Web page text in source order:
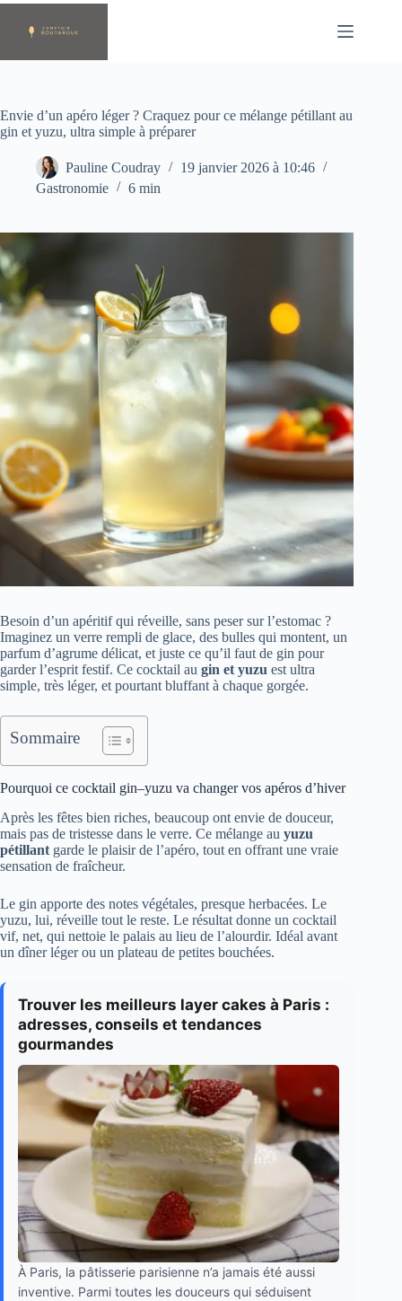
Passer
contenu
Envie d’un apéro léger ? Craquez pour ce mélange pétillant au
gin et yuzu, ultra simple à préparer
Pauline Coudray
19 janvier 2026 à 10:46
Gastronomie
6 min
Besoin d’un apéritif qui réveille, sans peser sur l’estomac ?
Imaginez un verre rempli de glace, des bulles qui montent, un
parfum d’agrume délicat, et juste ce qu’il faut de gin pour
garder l’esprit festif. Ce cocktail au gin et yuzu est ultra
simple, très léger, et pourtant bluffant à chaque gorgée.
Sommaire
Pourquoi ce cocktail gin–yuzu va changer vos apéros d’hiver
Après les fêtes bien riches, beaucoup ont envie de douceur,
mais pas de tristesse dans le verre. Ce mélange au yuzu
pétillant garde le plaisir de l’apéro, tout en offrant une vraie
sensation de fraîcheur.
Le gin apporte des notes végétales, presque herbacées. Le
yuzu, lui, réveille tout le reste. Le résultat donne un cocktail
vif, net, qui nettoie le palais au lieu de l’alourdir. Idéal avant
un dîner léger ou un plateau de petites bouchées.
Trouver les meilleurs layer cakes à Paris :
adresses, conseils et tendances
gourmandes
À Paris, la pâtisserie parisienne n’a jamais été aussi
inventive. Parmi toutes les douceurs qui séduisent